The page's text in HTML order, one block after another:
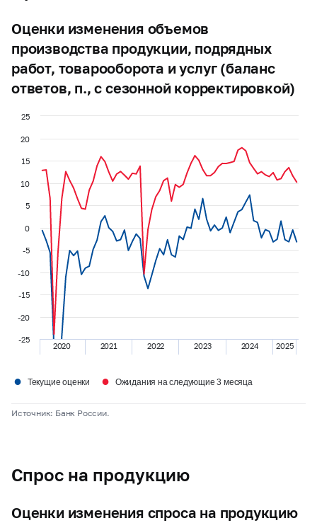
Оценки изменения объемов
производства продукции, подрядных
работ, товарооборота и услуг (баланс
ответов, п., с сезонной корректировкой)
2020 2021 2022 2023 2024 2025
-25
-20
-15
-10
-5
0
5
10
15
20
25
● Текущие оценки ● Ожидания на следующие 3 месяца
Источник: Банк России.
Спрос на продукцию
Оценки изменения спроса на продукцию